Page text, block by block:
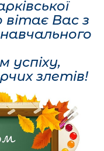
Вас з
злетів!